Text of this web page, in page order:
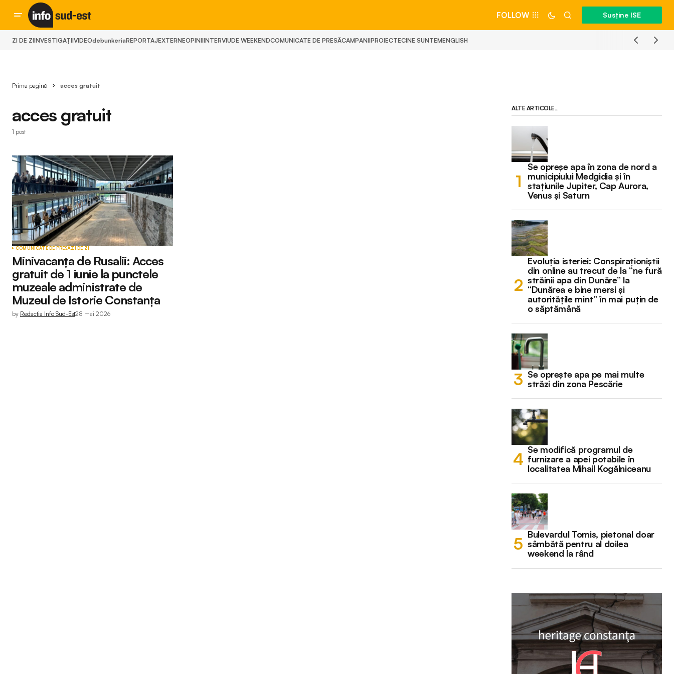
FOLLOW Susține ISE
ZI DE ZIINVESTIGAȚIIVIDEOdebunkeriaREPORTAJEXTERNEOPINIIINTERVIUDE WEEKENDCOMUNICATE DE PRESĂCAMPANIIPROIECTECINE SUNTEMENGLISH
Prima pagină acces gratuit
acces gratuit
1 post
COMUNICATE DE PRESĂZI DE ZI
Minivacanța de Rusalii: Acces
gratuit de 1 iunie la punctele
muzeale administrate de
Muzeul de Istorie Constanța
by Redactia Info Sud-Est28 mai 2026
ALTE ARTICOLE...
Se opreșe apa în zona de nord a
municipiului Medgidia și în
stațiunile Jupiter, Cap Aurora,
Venus și Saturn
Evoluția isteriei: Conspiraționiștii
din online au trecut de la “ne fură
străinii apa din Dunăre” la
“Dunărea e bine mersi și
autoritățile mint” în mai puțin de
o săptămână
Se oprește apa pe mai multe
străzi din zona Pescărie
Se modifică programul de
furnizare a apei potabile în
localitatea Mihail Kogălniceanu
Bulevardul Tomis, pietonal doar
sâmbătă pentru al doilea
weekend la rând